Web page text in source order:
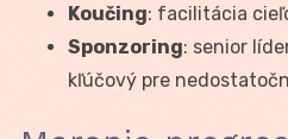
Koučing: facilitácia
Sponzoring: senior
kľúčový pre